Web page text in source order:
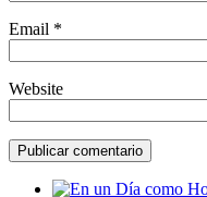
Email *
Website